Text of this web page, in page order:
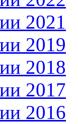
2021
2019
2018
2017
2016